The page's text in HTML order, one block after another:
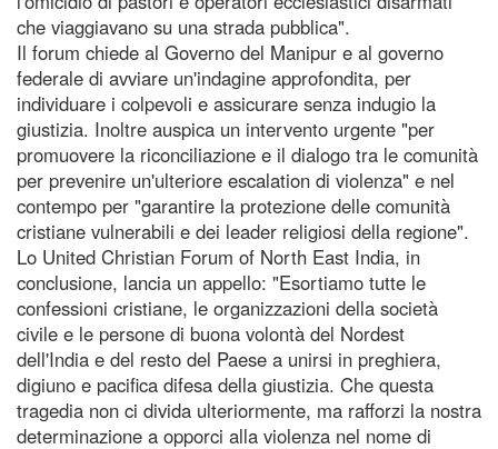
che viaggiavano su una strada pubblica".
Il forum chiede al Governo del Manipur e al governo
federale di avviare un'indagine approfondita, per
individuare i colpevoli e assicurare senza indugio la
giustizia. Inoltre auspica un intervento urgente "per
promuovere la riconciliazione e il dialogo tra le comunità
per prevenire un'ulteriore escalation di violenza" e nel
contempo per "garantire la protezione delle comunità
cristiane vulnerabili e dei leader religiosi della regione".
Lo United Christian Forum of North East India, in
conclusione, lancia un appello: "Esortiamo tutte le
confessioni cristiane, le organizzazioni della società
civile e le persone di buona volontà del Nordest
dell'India e del resto del Paese a unirsi in preghiera,
digiuno e pacifica difesa della giustizia. Che questa
tragedia non ci divida ulteriormente, ma rafforzi la nostra
determinazione a opporci alla violenza nel nome di